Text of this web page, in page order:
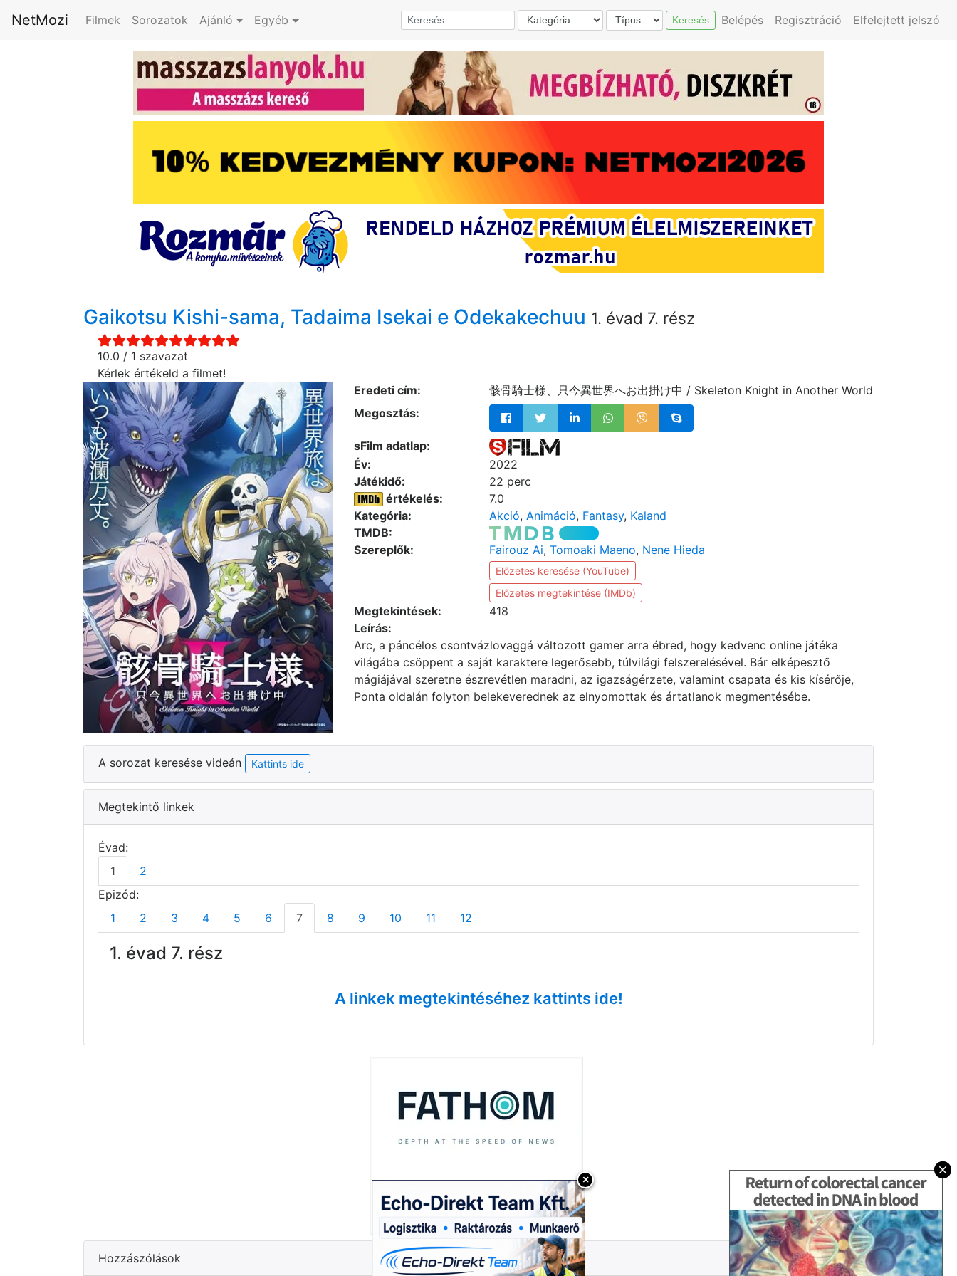
×
NetMozi Filmek Sorozatok Ajánló Egyéb Keresés Belépés Regisztráció Elfelejtett jelszó
Gaikotsu Kishi-sama, Tadaima Isekai e Odekakechuu 1. évad 7. rész
10.0 / 1 szavazat
Kérlek értékeld a filmet!
Eredeti cím:
骸骨騎士様、只今異世界へお出掛け中 / Skeleton Knight in Another World
Megosztás:
sFilm adatlap:
Év:
2022
Játékidő:
22 perc
értékelés:
7.0
Kategória:
Akció, Animáció, Fantasy, Kaland
TMDB:
Szereplők:
Fairouz Ai, Tomoaki Maeno, Nene Hieda
Előzetes keresése (YouTube)
Előzetes megtekintése (IMDb)
Megtekintések:
418
Leírás:
Arc, a páncélos csontvázlovaggá változott gamer arra ébred, hogy kedvenc online játéka
világába csöppent a saját karaktere legerősebb, túlvilági felszerelésével. Bár elképesztő
mágiájával szeretne észrevétlen maradni, az igazságérzete, valamint csapata és kis kísérője,
Ponta oldalán folyton belekeverednek az elnyomottak és ártatlanok megmentésébe.
A sorozat keresése videán Kattints ide
Megtekintő linkek
Évad:
1
2
Epizód:
1
2 3 4 5 6 7 8 9 10 11 12
1. évad 7. rész
A linkek megtekintéséhez kattints ide!
Hozzászólások